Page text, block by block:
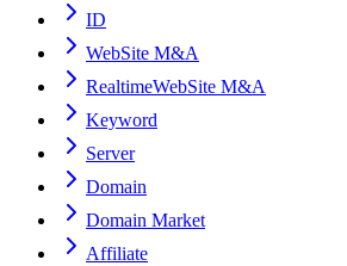
ID
WebSite M&A
RealtimeWebSite M&A
Keyword
Server
Domain
Domain Market
Affiliate